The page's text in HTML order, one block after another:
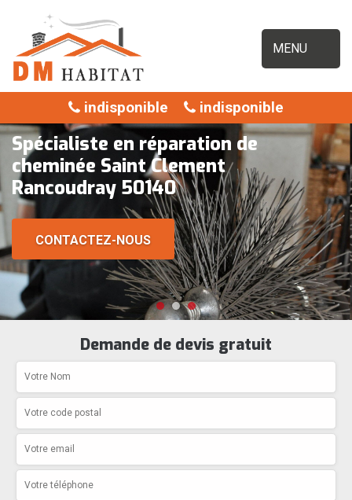
MENU
indisponible indisponible
Spécialiste en réparation de
cheminée Saint Clement
Rancoudray 50140
CONTACTEZ-NOUS
Demande de devis gratuit